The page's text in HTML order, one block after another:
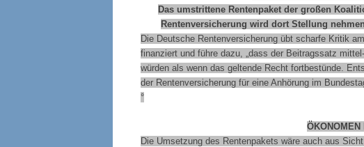
Das umstrittene Rentenpaket der großen
Rentenversicherung wird dort Stellung
Die Deutsche Rentenversicherung übt scharfe Kritik
finanziert und führe dazu, „dass der Beitragssatz
würden als wenn das geltende Recht fortbestünde.
der Rentenversicherung für eine Anhörung im
°
ÖKONOMEN
Die Umsetzung des Rentenpakets wäre auch aus